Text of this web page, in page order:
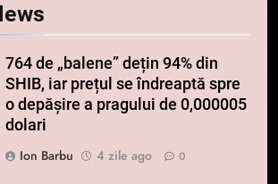
764 de „balene” dețin 94% din
SHIB, iar prețul se îndreaptă spre
o depășire a pragului de 0,000005
dolari
Ion Barbu
4 zile ago 0